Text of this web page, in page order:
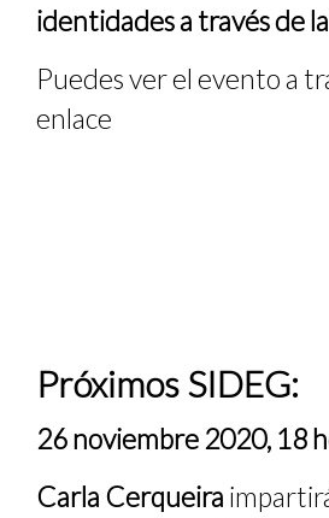
identidades a través de
Puedes ver el evento a
enlace
Próximos SIDEG:
26 noviembre 2020, 18
Carla Cerqueira